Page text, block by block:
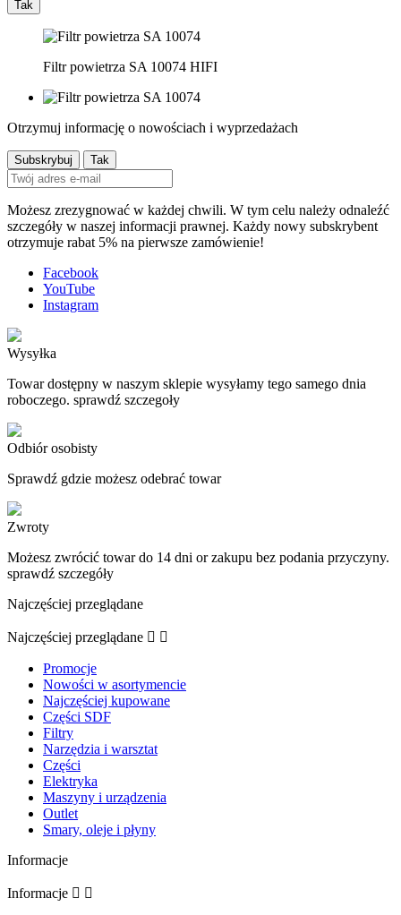
Tak
Filtr powietrza SA 10074 HIFI
Otrzymuj informację o nowościach i wyprzedażach
Możesz zrezygnować w każdej chwili. W tym celu należy odnaleźć
szczegóły w naszej informacji prawnej. Każdy nowy subskrybent
otrzymuje rabat 5% na pierwsze zamówienie!
Facebook
YouTube
Instagram
Wysyłka
Towar dostępny w naszym sklepie wysyłamy tego samego dnia
roboczego. sprawdź szczegoły
Odbiór osobisty
Sprawdź gdzie możesz odebrać towar
Zwroty
Możesz zwrócić towar do 14 dni or zakupu bez podania przyczyny.
sprawdź szczegóły
Najczęściej przeglądane
Najczęściej przeglądane  
Promocje
Nowości w asortymencie
Najczęściej kupowane
Części SDF
Filtry
Narzędzia i warsztat
Części
Elektryka
Maszyny i urządzenia
Outlet
Smary, oleje i płyny
Informacje
Informacje  